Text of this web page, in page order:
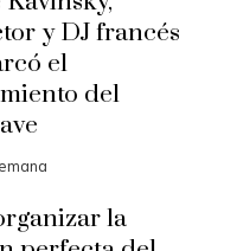
y DJ francés
el
del
la